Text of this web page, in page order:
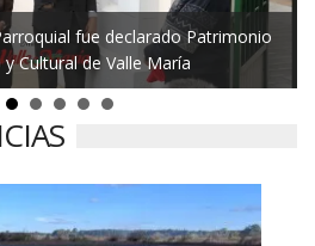
fue declarado Patrimonio
Cultural de Valle María